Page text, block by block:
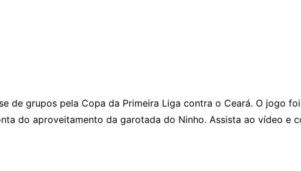
de grupos pela Copa da Primeira Liga contra o Ceará. O jogo
do aproveitamento da garotada do Ninho. Assista ao vídeo e